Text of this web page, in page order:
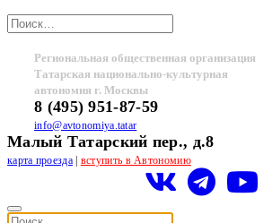
Региональная общественная организация
Татарская национально-культурная
автономия г. Москвы
8 (495) 951-87-59
info@avtonomiya.tatar
Малый Татарский пер., д.8
карта проезда| вступить в Автономию